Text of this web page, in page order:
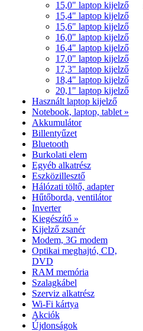
15,0" laptop kijelző
15,4" laptop kijelző
15,6" laptop kijelző
16,0" laptop kijelző
16,4" laptop kijelző
17,0" laptop kijelző
17,3" laptop kijelző
18,4" laptop kijelző
20,1" laptop kijelző
Használt laptop kijelző
Notebook, laptop, tablet »
Akkumulátor
Billentyűzet
Bluetooth
Burkolati elem
Egyéb alkatrész
Eszközillesztő
Hálózati töltő, adapter
Hűtőborda, ventilátor
Inverter
Kiegészítő »
Kijelző zsanér
Modem, 3G modem
Optikai meghajtó, CD,
DVD
RAM memória
Szalagkábel
Szerviz alkatrész
Wi-Fi kártya
Akciók
Újdonságok